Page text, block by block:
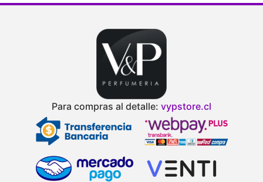
Para compras al detalle: vypstore.cl